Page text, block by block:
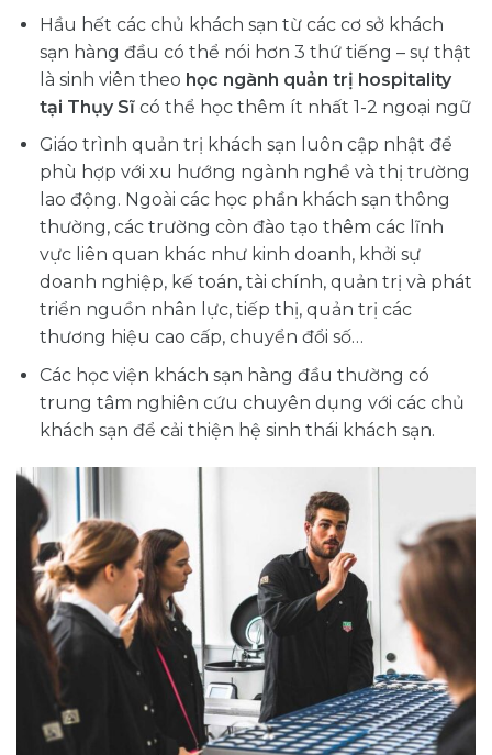
Hầu hết các chủ khách sạn từ các cơ sở khách
sạn hàng đầu có thể nói hơn 3 thứ tiếng – sự thật
là sinh viên theo học ngành quản trị hospitality
tại Thụy Sĩcó thể học thêm ít nhất 1-2 ngoại ngữ
Giáo trình quản trị khách sạn luôn cập nhật để
phù hợp với xu hướng ngành nghề và thị trường
lao động. Ngoài các học phần khách sạn thông
thường, các trường còn đào tạo thêm các lĩnh
vực liên quan khác như kinh doanh, khởi sự
doanh nghiệp, kế toán, tài chính, quản trị và phát
triển nguồn nhân lực, tiếp thị, quản trị các
thương hiệu cao cấp, chuyển đổi số…
Các học viện khách sạn hàng đầu thường có
trung tâm nghiên cứu chuyên dụng với các chủ
khách sạn để cải thiện hệ sinh thái khách sạn.